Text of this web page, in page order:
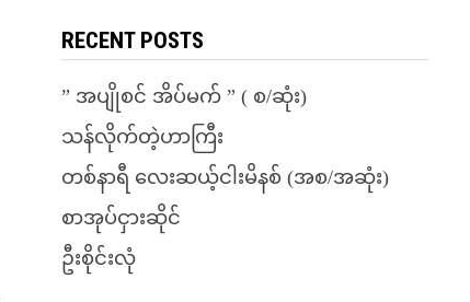
RECENT POSTS
” အပျိုစင် အိပ်မက် ” ( စ/ဆုံး)
သန်လိုက်တဲ့ဟာကြီး
တစ်နာရီ လေးဆယ့်ငါးမိနစ် (အစ/အဆုံး)
စာအုပ်ငှားဆိုင်
ဦးစိုင်းလုံ